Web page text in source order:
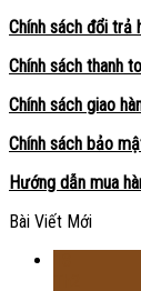
Chính sách đổi trả
Chính sách thanh
Chính sách giao
Chính sách bảo
Hướng dẫn mua
Bài Viết Mới